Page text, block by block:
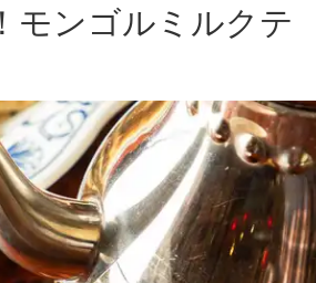
モンゴルミルクテ